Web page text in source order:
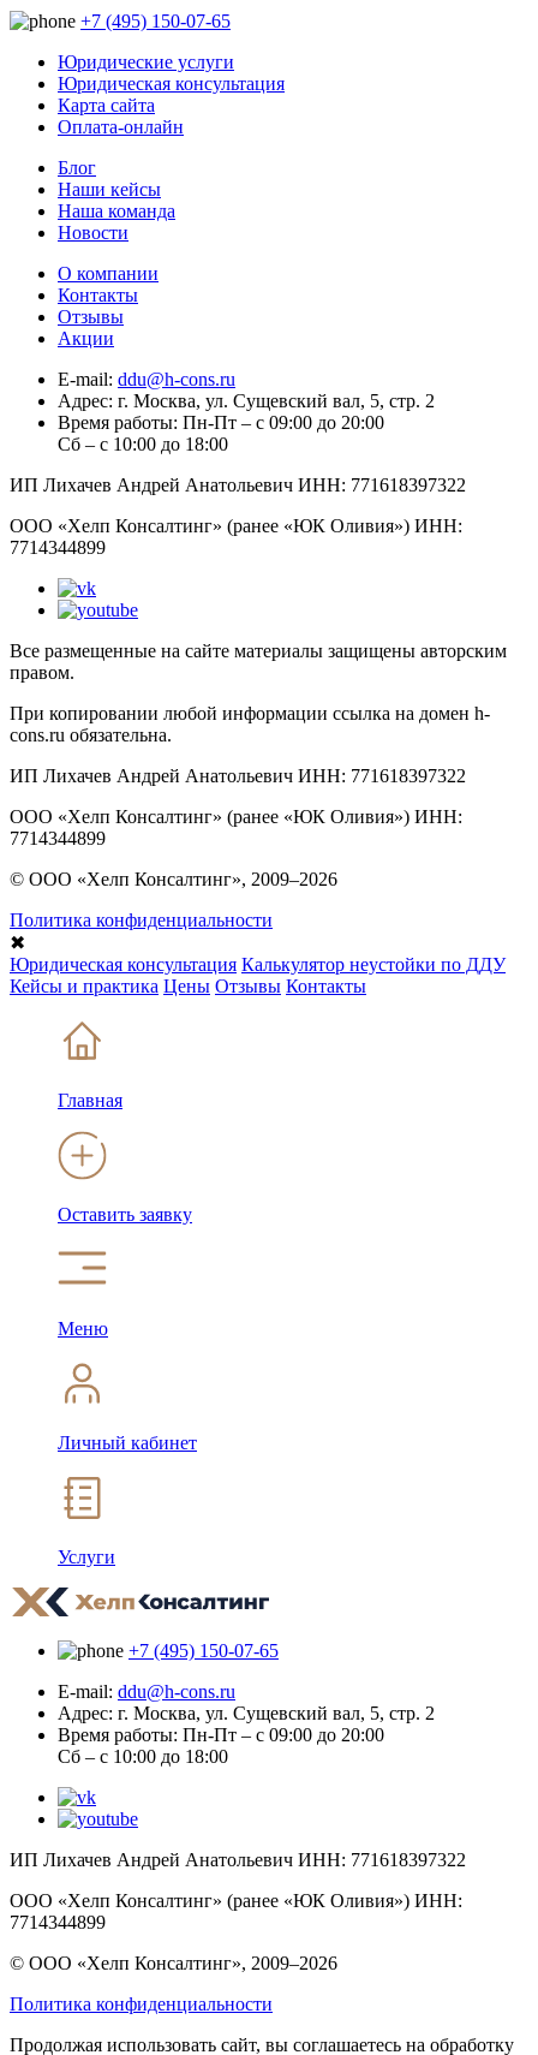
+7 (495) 150-07-65
Юридические услуги
Юридическая консультация
Карта сайта
Оплата-онлайн
Блог
Наши кейсы
Наша команда
Новости
О компании
Контакты
Отзывы
Акции
E-mail: ddu@h-cons.ru
Адрес: г. Москва, ул. Сущевский вал, 5, стр. 2
Время работы: Пн-Пт – с 09:00 до 20:00
Сб – с 10:00 до 18:00
ИП Лихачев Андрей Анатольевич ИНН: 771618397322
ООО «Хелп Консалтинг» (ранее «ЮК Оливия») ИНН:
7714344899
Все размещенные на сайте материалы защищены авторским
правом.
При копировании любой информации ссылка на домен h-
cons.ru обязательна.
ИП Лихачев Андрей Анатольевич ИНН: 771618397322
ООО «Хелп Консалтинг» (ранее «ЮК Оливия») ИНН:
7714344899
© ООО «Хелп Консалтинг», 2009–2026
Политика конфиденциальности
✖
Юридическая консультация Калькулятор неустойки по ДДУ
Кейсы и практика Цены Отзывы Контакты
Главная
Оставить заявку
Меню
Личный кабинет
Услуги
+7 (495) 150-07-65
E-mail: ddu@h-cons.ru
Адрес: г. Москва, ул. Сущевский вал, 5, стр. 2
Время работы: Пн-Пт – с 09:00 до 20:00
Сб – с 10:00 до 18:00
ИП Лихачев Андрей Анатольевич ИНН: 771618397322
ООО «Хелп Консалтинг» (ранее «ЮК Оливия») ИНН:
7714344899
© ООО «Хелп Консалтинг», 2009–2026
Политика конфиденциальности
Продолжая использовать сайт, вы соглашаетесь на обработку